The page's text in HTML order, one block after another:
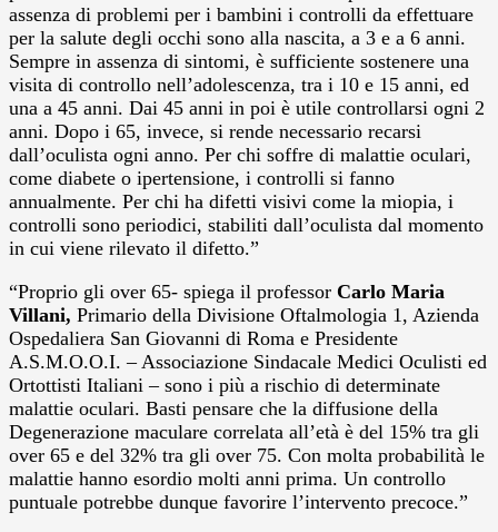
assenza di problemi per i bambini i controlli da effettuare
per la salute degli occhi sono alla nascita, a 3 e a 6 anni.
Sempre in assenza di sintomi, è sufficiente sostenere una
visita di controllo nell’adolescenza, tra i 10 e 15 anni, ed
una a 45 anni. Dai 45 anni in poi è utile controllarsi ogni 2
anni. Dopo i 65, invece, si rende necessario recarsi
dall’oculista ogni anno. Per chi soffre di malattie oculari,
come diabete o ipertensione, i controlli si fanno
annualmente. Per chi ha difetti visivi come la miopia, i
controlli sono periodici, stabiliti dall’oculista dal momento
in cui viene rilevato il difetto.”
“Proprio gli over 65- spiega il professor Carlo Maria
Villani, Primario della Divisione Oftalmologia 1, Azienda
Ospedaliera San Giovanni di Roma e Presidente
A.S.M.O.O.I. – Associazione Sindacale Medici Oculisti ed
Ortottisti Italiani – sono i più a rischio di determinate
malattie oculari. Basti pensare che la diffusione della
Degenerazione maculare correlata all’età è del 15% tra gli
over 65 e del 32% tra gli over 75. Con molta probabilità le
malattie hanno esordio molti anni prima. Un controllo
puntuale potrebbe dunque favorire l’intervento precoce.”